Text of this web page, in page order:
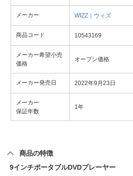
メーカー WIZZ｜ウィズ
商品コード 10543169
メーカー希望小売
価格
オープン価格
メーカー発売日 2022年9月23日
メーカー
保証年数
1年
商品の特徴
9インチポータブルDVDプレーヤー